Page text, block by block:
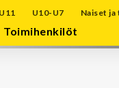
U10-U7 Naiset
Toimihenkilöt